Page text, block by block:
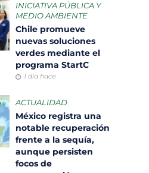
INICIATIVA PÚBLICA Y
MEDIO AMBIENTE
Chile promueve
nuevas soluciones
verdes mediante el
programa StartC
1 día hace
ACTUALIDAD
México registra una
notable recuperación
frente a la sequía,
aunque persisten
focos de